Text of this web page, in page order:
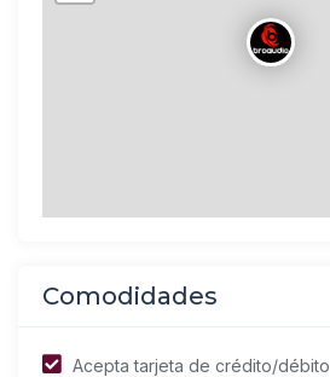
Comodidades
Acepta tarjeta de crédito/débito